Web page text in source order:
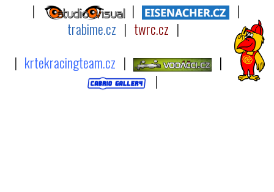
| |
|
trabime.cz | twrc.cz |
| krtekracingteam.cz |
|
|